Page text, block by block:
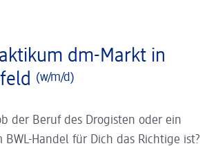
dm-Markt in
(w/m/d)
der Beruf des Drogisten oder ein
Handel für Dich das Richtige ist?